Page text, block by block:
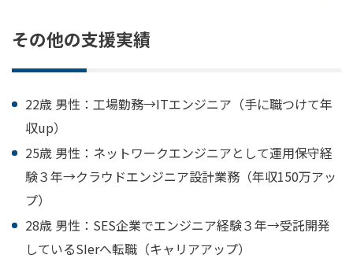
その他の支援実績
22歳 男性：工場勤務→ITエンジニア（手に職つけて年
収up）
25歳 男性：ネットワークエンジニアとして運用保守経
験３年→クラウドエンジニア設計業務（年収150万アッ
プ）
28歳 男性：SES企業でエンジニア経験３年→受託開発
しているSIerへ転職（キャリアアップ）